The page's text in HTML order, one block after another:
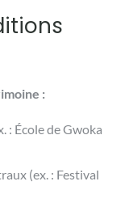
:
: École de Gwoka
(ex. : Festival